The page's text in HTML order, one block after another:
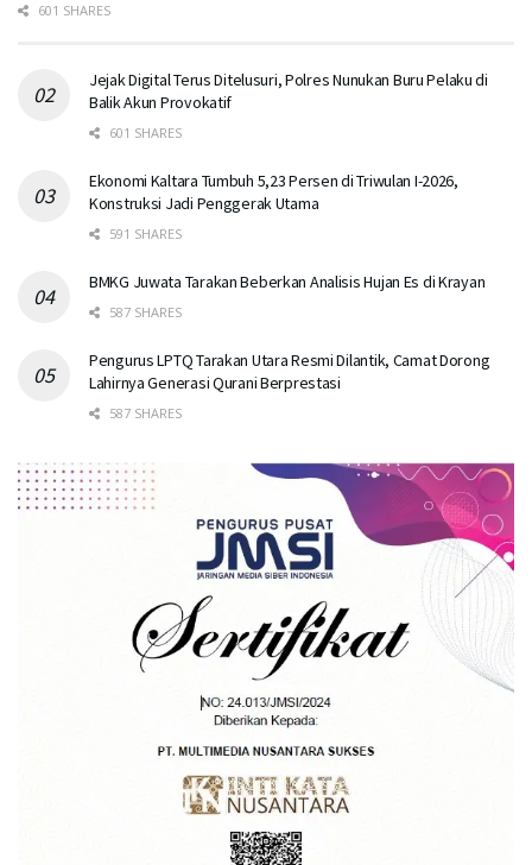
601 SHARES
Jejak Digital Terus Ditelusuri, Polres Nunukan Buru Pelaku di
Balik Akun Provokatif
601 SHARES
Ekonomi Kaltara Tumbuh 5,23 Persen di Triwulan I-2026,
Konstruksi Jadi Penggerak Utama
591 SHARES
BMKG Juwata Tarakan Beberkan Analisis Hujan Es di Krayan
587 SHARES
Pengurus LPTQ Tarakan Utara Resmi Dilantik, Camat Dorong
Lahirnya Generasi Qurani Berprestasi
587 SHARES